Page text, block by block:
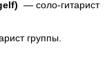
— соло-гитарист
группы.